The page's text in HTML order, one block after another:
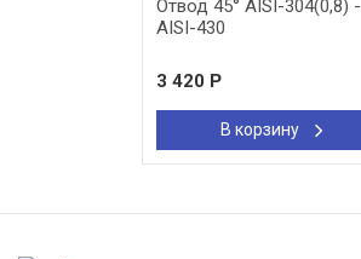
Отвод 45° AISI-304(0,8) -
AISI-430
3 420 Р
В корзину